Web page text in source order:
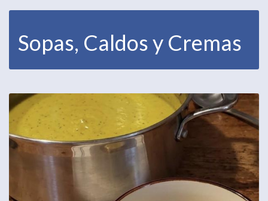
Sopas, Caldos y Cremas